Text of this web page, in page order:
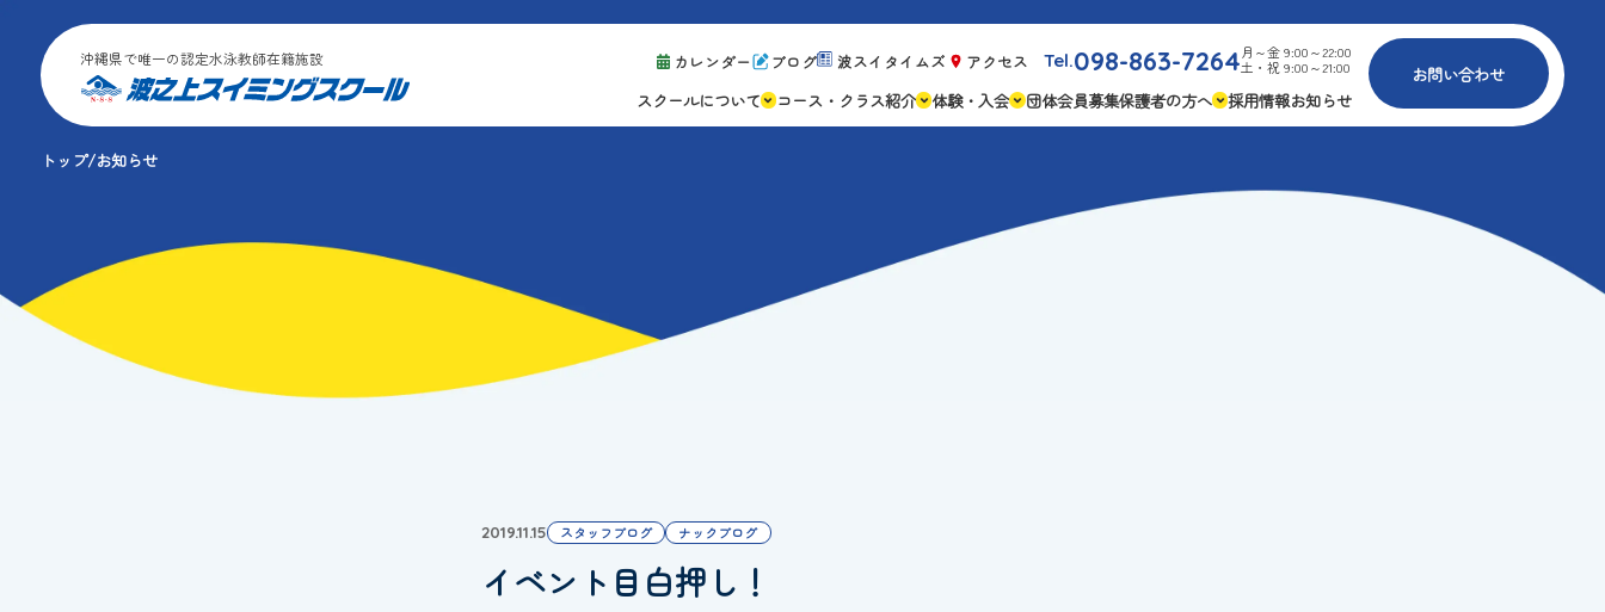
沖縄県で唯一の認定水泳教師在籍施設 カレンダー ブログ 波スイタイムズ アクセス Tel.098-863-7264月～金 9:00～22:00
土・祝 9:00～21:00
お問い合わせ
スクールについて
コース・クラス紹介 体験・入会
キャンペーン情報
よくある質問
団体会員募集保護者の方へ
ゴールデンエイジ
採用情報お知らせ
トップ お知らせ
2019.11.15 スタッフブログ ナックブログ
イベント目白押し！